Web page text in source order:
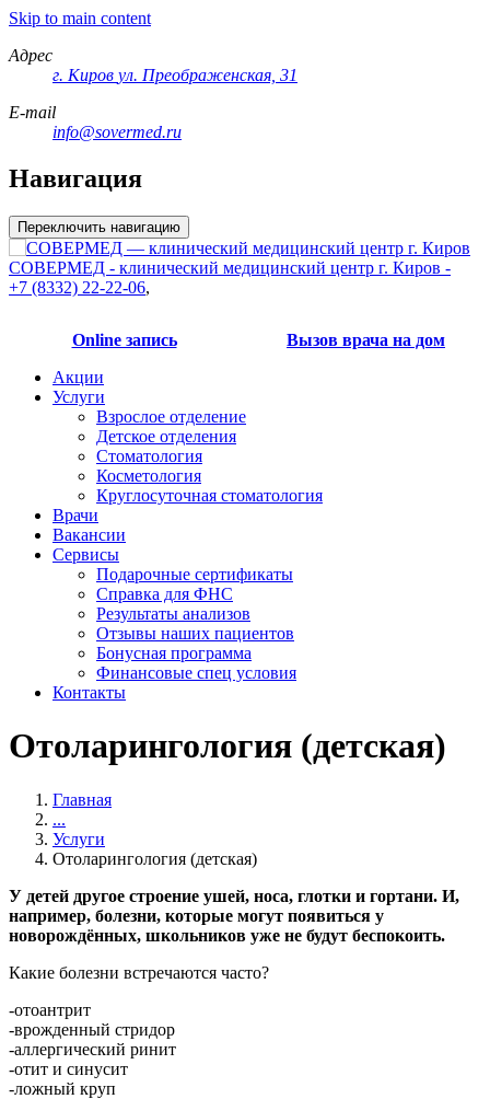
Skip to main content
Адрес
г. Киров ул. Преображенская, 31
E-mail
info@sovermed.ru
Навигация
Переключить навигацию
СОВЕРМЕД - клинический медицинский центр г. Киров -
+7 (8332) 22-22-06,
Online запись
Вызов врача на дом
Акции
Услуги
Взрослое отделение
Детское отделения
Стоматология
Косметология
Круглосуточная стоматология
Врачи
Вакансии
Сервисы
Подарочные сертификаты
Справка для ФНС
Результаты анализов
Отзывы наших пациентов
Бонусная программа
Финансовые спец условия
Контакты
Отоларингология (детская)
Главная
...
Услуги
Отоларингология (детская)
У детей другое строение ушей, носа, глотки и гортани. И,
например, болезни, которые могут появиться у
новорождённых, школьников уже не будут беспокоить.
Какие болезни встречаются часто?
-отоантрит
-врожденный стридор
-аллергический ринит
-отит и синусит
-ложный круп